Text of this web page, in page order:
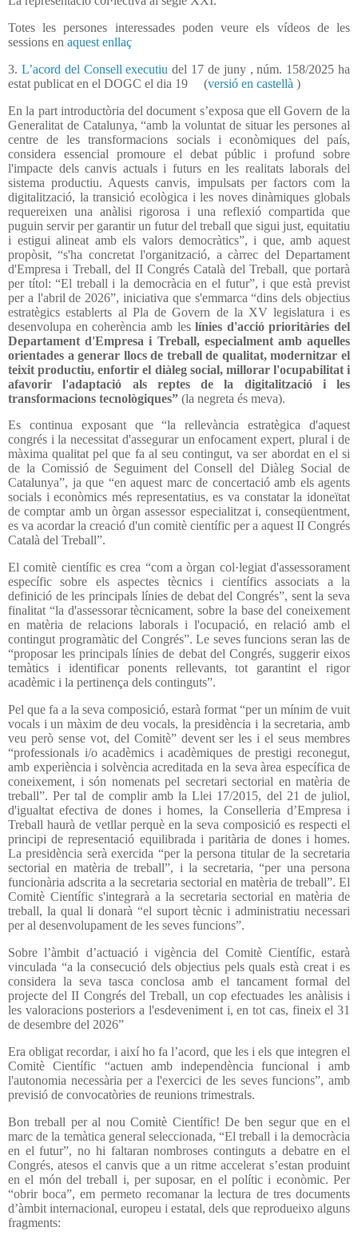
Totes les persones interessades poden veure els vídeos de les
sessions en aquest enllaç
3. L’acord del Consell executiu del 17 de juny , núm. 158/2025 ha
estat publicat en el DOGC el dia 19
(versió en castellà )
En la part introductòria del document s’exposa que ell Govern de la
Generalitat de Catalunya, “amb la voluntat de situar les persones al
centre de les transformacions socials i econòmiques del país,
considera essencial promoure el debat públic i profund sobre
l'impacte dels canvis actuals i futurs en les realitats laborals del
sistema productiu. Aquests canvis, impulsats per factors com la
digitalització, la transició ecològica i les noves dinàmiques globals
requereixen una anàlisi rigorosa i una reflexió compartida que
puguin servir per garantir un futur del treball que sigui just, equitatiu
i estigui alineat amb els valors democràtics”, i que, amb aquest
propòsit, “s'ha concretat l'organització, a càrrec del Departament
d'Empresa i Treball, del II Congrés Català del Treball, que portarà
per títol: “El treball i la democràcia en el futur”, i que està previst
per a l'abril de 2026”, iniciativa que s'emmarca “dins dels objectius
estratègics establerts al Pla de Govern de la XV legislatura i es
desenvolupa en coherència amb leslínies d'acció prioritàries del
Departament d'Empresa i Treball, especialment amb aquelles
orientades a generar llocs de treball de qualitat, modernitzar el
teixit productiu, enfortir el diàleg social, millorar l'ocupabilitat i
afavorir l'adaptació als reptes de la digitalització i les
transformacions tecnològiques” (la negreta és meva).
Es continua exposant que “la rellevància estratègica d'aquest
congrés i la necessitat d'assegurar un enfocament expert, plural i de
màxima qualitat pel que fa al seu contingut, va ser abordat en el si
de la Comissió de Seguiment del Consell del Diàleg Social de
Catalunya”, ja que “en aquest marc de concertació amb els agents
socials i econòmics més representatius, es va constatar la idoneïtat
de comptar amb un òrgan assessor especialitzat i, conseqüentment,
es va acordar la creació d'un comitè científic per a aquest II Congrés
Català del Treball”.
El comitè científic es crea “com a òrgan col·legiat d'assessorament
específic sobre els aspectes tècnics i científics associats a la
definició de les principals línies de debat del Congrés”, sent la seva
finalitat “la d'assessorar tècnicament, sobre la base del coneixement
en matèria de relacions laborals i l'ocupació, en relació amb el
contingut programàtic del Congrés”. Le seves funcions seran las de
“proposar les principals línies de debat del Congrés, suggerir eixos
temàtics i identificar ponents rellevants, tot garantint el rigor
acadèmic i la pertinença dels continguts”.
Pel que fa a la seva composició, estarà format “per un mínim de vuit
vocals i un màxim de deu vocals, la presidència i la secretaria, amb
veu però sense vot, del Comitè” devent ser les i el seus membres
“professionals i/o acadèmics i acadèmiques de prestigi reconegut,
amb experiència i solvència acreditada en la seva àrea específica de
coneixement, i són nomenats pel secretari sectorial en matèria de
treball”. Per tal de complir amb la Llei 17/2015, del 21 de juliol,
d'igualtat efectiva de dones i homes, la Conselleria d’Empresa i
Treball haurà de vetllar perquè en la seva composició es respecti el
principi de representació equilibrada i paritària de dones i homes.
La presidència serà exercida “per la persona titular de la secretaria
sectorial en matèria de treball”, i la secretaria, “per una persona
funcionària adscrita a la secretaria sectorial en matèria de treball”. El
Comitè Científic s'integrarà a la secretaria sectorial en matèria de
treball, la qual li donarà “el suport tècnic i administratiu necessari
per al desenvolupament de les seves funcions”.
Sobre l’àmbit d’actuació i vigència del Comitè Científic, estarà
vinculada “a la consecució dels objectius pels quals està creat i es
considera la seva tasca conclosa amb el tancament formal del
projecte del II Congrés del Treball, un cop efectuades les anàlisis i
les valoracions posteriors a l'esdeveniment i, en tot cas, fineix el 31
de desembre del 2026”
Era obligat recordar, i així ho fa l’acord, que les i els que integren el
Comitè Científic “actuen amb independència funcional i amb
l'autonomia necessària per a l'exercici de les seves funcions”, amb
previsió de convocatòries de reunions trimestrals.
Bon treball per al nou Comitè Científic! De ben segur que en el
marc de la temàtica general seleccionada, “El treball i la democràcia
en el futur”, no hi faltaran nombroses continguts a debatre en el
Congrés, atesos el canvis que a un ritme accelerat s’estan produint
en el món del treball i, per suposar, en el polític i econòmic. Per
“obrir boca”, em permeto recomanar la lectura de tres documents
d’àmbit internacional, europeu i estatal, dels que reprodueixo alguns
fragments: